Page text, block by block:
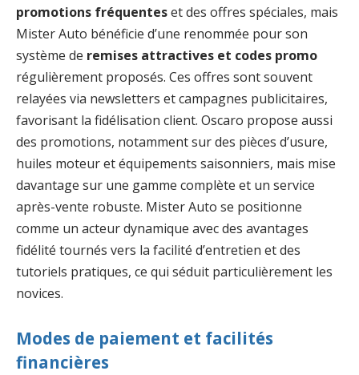
promotions fréquenteset des offres spéciales, mais
Mister Auto bénéficie d’une renommée pour son
système de remises attractives et codes promo
régulièrement proposés. Ces offres sont souvent
relayées via newsletters et campagnes publicitaires,
favorisant la fidélisation client. Oscaro propose aussi
des promotions, notamment sur des pièces d’usure,
huiles moteur et équipements saisonniers, mais mise
davantage sur une gamme complète et un service
après-vente robuste. Mister Auto se positionne
comme un acteur dynamique avec des avantages
fidélité tournés vers la facilité d’entretien et des
tutoriels pratiques, ce qui séduit particulièrement les
novices.
Modes de paiement et facilités
financières